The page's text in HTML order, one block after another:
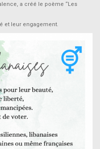
a créé le poème “Les
et leur engagement.